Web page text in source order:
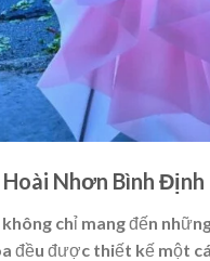
Nhơn Bình Định
không chỉ mang đến
đều được thiết kế một